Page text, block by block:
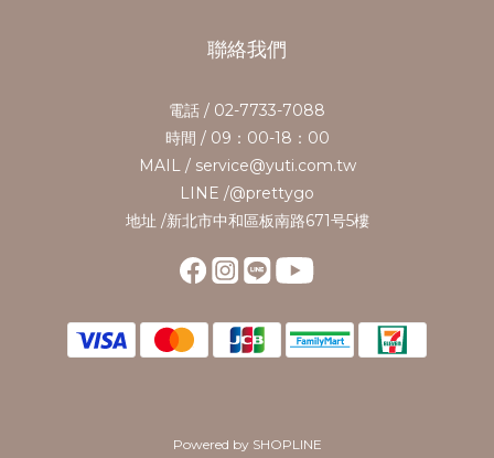
聯絡我們
電話 / 02-7733-7088
時間 / 09：00-18：00
MAIL / service@yuti.com.tw
LINE /@prettygo
地址 /新北市中和區板南路671号5樓
Powered by SHOPLINE